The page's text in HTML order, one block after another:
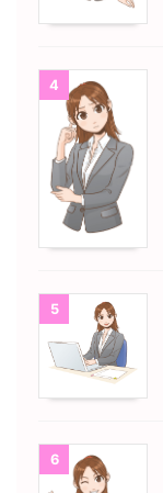
4
5
6